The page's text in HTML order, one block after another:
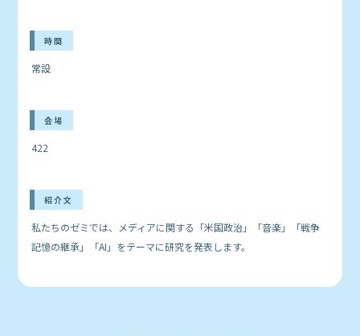
時間
常設
会場
422
紹介文
私たちのゼミでは、メディアに関する「米国政治」「音楽」「戦争
記憶の継承」「AI」をテーマに研究を発表します。